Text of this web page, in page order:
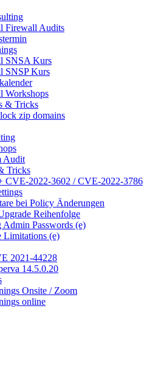
Firewall Audits
SNSA Kurs
SNSP Kurs
Workshops
& Tricks
zip domains
Audit
Tricks
CVE-2022-3602 / CVE-2022-3786
bei Policy Änderungen
Reihenfolge
Admin Passwords (e)
Limitations (e)
2021-44228
14.5.0.20
Onsite / Zoom
online